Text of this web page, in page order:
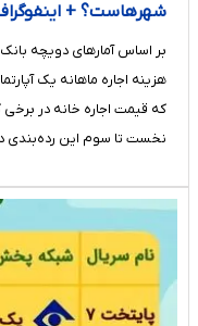
شهرهاست؟ +
بر اساس آمارهای دویچه
هزینه اجاره ماهانه یک
که قیمت اجاره خانه در برخی
نخست تا سوم این رده‌بندی